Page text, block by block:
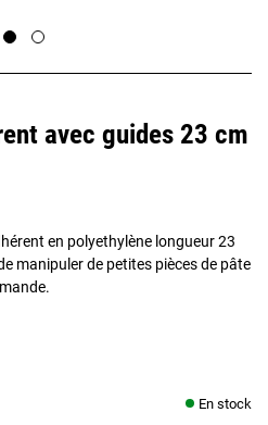
avec guides 23 cm
en polyethylène longueur 23
manipuler de petites pièces de pâte
En stock